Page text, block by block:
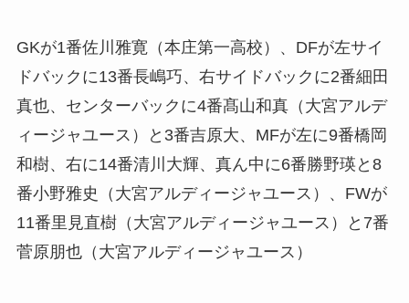
GKが1番佐川雅寛（本庄第一高校）、DFが左サイ
ドバックに13番長嶋巧、右サイドバックに2番細田
真也、センターバックに4番髙山和真（大宮アルデ
ィージャユース）と3番吉原大、MFが左に9番橋岡
和樹、右に14番清川大輝、真ん中に6番勝野瑛と8
番小野雅史（大宮アルディージャユース）、FWが
11番里見直樹（大宮アルディージャユース）と7番
菅原朋也（大宮アルディージャユース）